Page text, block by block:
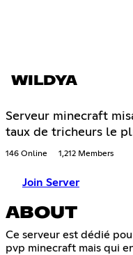
WILDYA
Serveur minecraft
taux de tricheurs le
146 Online 1,212 Members
Join Server
ABOUT
Ce serveur est dédié
pvp minecraft mais qui